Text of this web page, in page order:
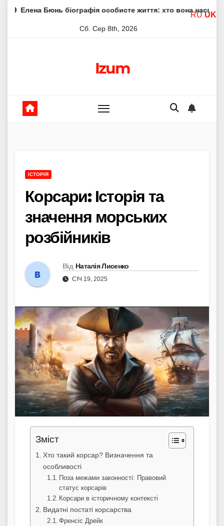
Skipбіографія особисте життя: хто вона насправді
Сб. Сер 8th, 2026
Izum
ІСТОРІЯ
Корсари: Історія та
значення морських
розбійників
Від Наталія Лисенко
СІЧ 19, 2025
Зміст
Хто такий корсар? Визначення та
особливості
Поза межами законності: Правовий
статус корсарів
Корсари в історичному контексті
Видатні постаті корсарства
Френсіс Дрейк
RU UK